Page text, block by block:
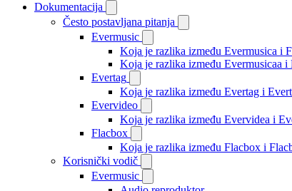
Dokumentacija
Često postavljana pitanja
Evermusic
Koja je razlika između Evermusica i
Koja je razlika između Evermusicaa i
Evertag
Koja je razlika između Evertag i
Evervideo
Koja je razlika između Evervidea i
Flacbox
Koja je razlika između Flacbox i
Korisnički vodič
Evermusic